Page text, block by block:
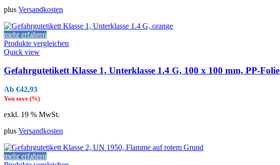
plus Versandkosten
mehr erfahren
Produkte vergleichen
Quick view
Gefahrgutetikett Klasse 1, Unterklasse 1.4 G, 100 x 100 mm, PP-Folie
€42,93
You save (%)
exkl. 19 % MwSt.
plus Versandkosten
mehr erfahren